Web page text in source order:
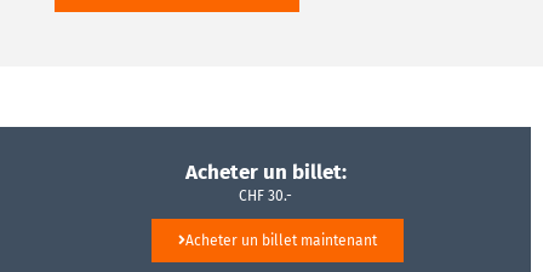
Acheter un billet:
CHF 30.-
Acheter un billet maintenant